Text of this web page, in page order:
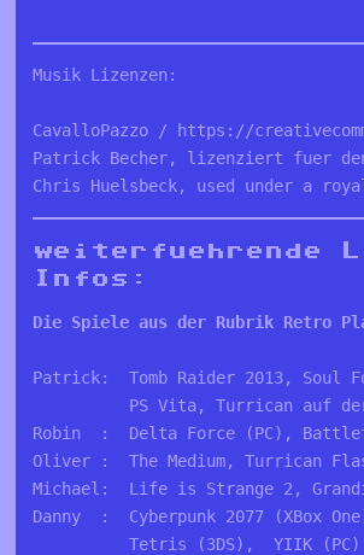
Musik Lizenzen:
CavalloPazzo / https://
Patrick Becher, lizenziert fuer
Chris Huelsbeck, used under a
weiterfuehrende
Infos:
Die Spiele aus der Rubrik Retro
Patrick:  Tomb Raider 2013, Soul
PS Vita, Turrican auf
Robin  :  Delta Force (PC),
Oliver :  The Medium, Turrican
Michael:  Life is Strange 2,
Danny  :  Cyberpunk 2077 (XBox
          Tetris (3DS),  YIIK (PC)